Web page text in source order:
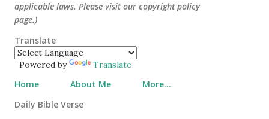
applicable laws. Please visit our copyright policy
page.)
Translate
Powered by Translate
Home About Me
More…
Daily Bible Verse